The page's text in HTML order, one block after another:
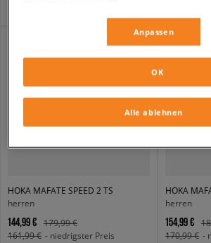
HOKA MAFATE SPEED 2 TS
herren
144,99 €
179,99 €
161,99 € - niedrigster Preis
HOKA
herren
154,99 €
170,99 € -
Anpassen
Alle ablehnen
OK